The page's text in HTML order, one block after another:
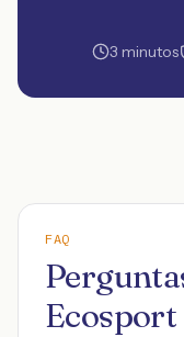
3 minutos
FAQ
Ecosport